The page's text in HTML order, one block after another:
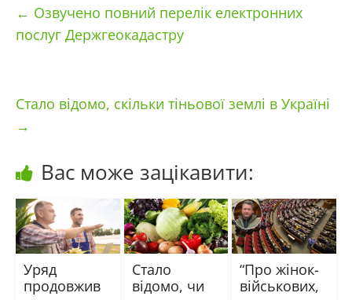
← Озвучено повний перелік електронних
послуг Держгеокадастру
Стало відомо, скільки тіньової землі в Україні
→
Вас може зацікавити:
Уряд
продовжив
Стало
відомо, чи
“Про жінок-
військових,